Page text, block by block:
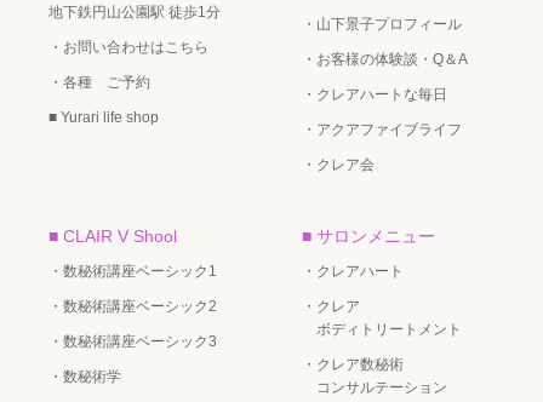
地下鉄円山公園駅 徒歩1分
・お問い合わせはこちら
・各種 ご予約
■ Yurari life shop
・山下景子プロフィール
・お客様の体験談・Q＆A
・クレアハートな毎日
・アクアファイブライフ
・クレア会
■ CLAIR V Shool
・数秘術講座ベーシック1
・数秘術講座ベーシック2
・数秘術講座ベーシック3
・数秘術学
■ サロンメニュー
・クレアハート
・クレア
ボディトリートメント
・クレア数秘術
コンサルテーション